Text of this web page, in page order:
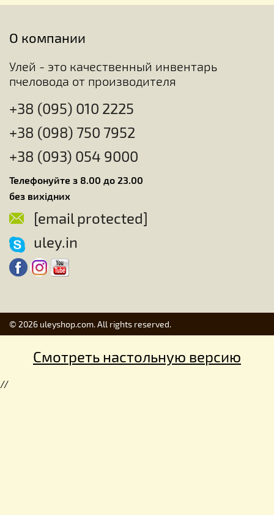
О компании
Улей - это качественный инвентарь
пчеловода от производителя
+38 (095) 010 2225
+38 (098) 750 7952
+38 (093) 054 9000
Телефонуйте з 8.00 до 23.00
без вихідних
[email protected]
uley.in
© 2026 uleyshop.com. All rights reserved.
Смотреть настольную версию
//